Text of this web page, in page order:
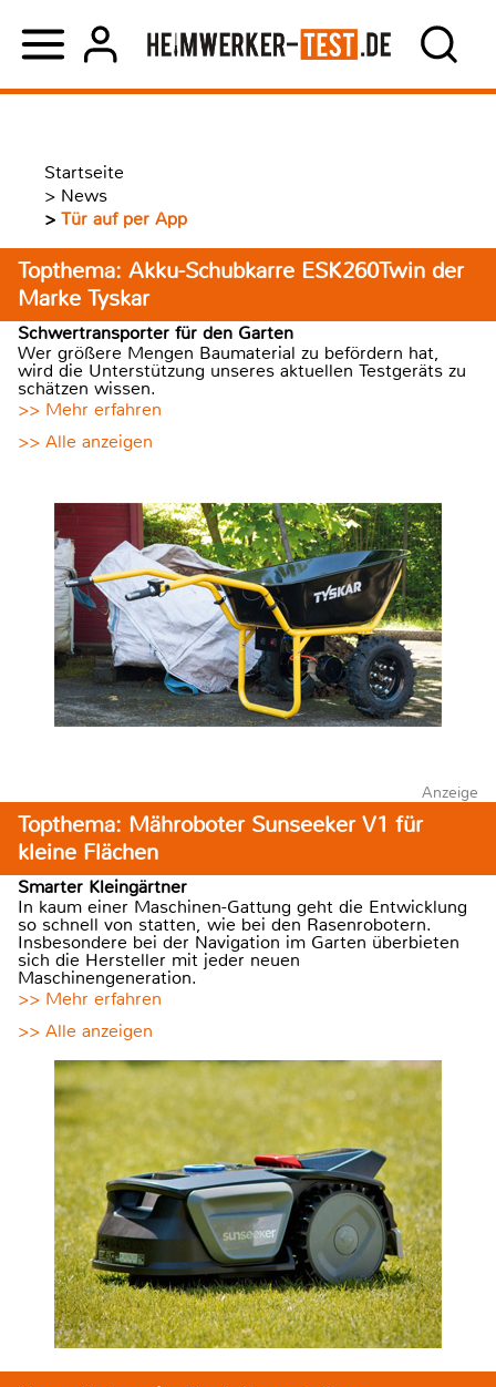
Startseite
> News
> Tür auf per App
Topthema: Akku-Schubkarre ESK260Twin der
Marke Tyskar
Schwertransporter für den Garten
Wer größere Mengen Baumaterial zu befördern hat,
wird die Unterstützung unseres aktuellen Testgeräts zu
schätzen wissen.
>> Mehr erfahren
>> Alle anzeigen
Anzeige
Topthema: Mähroboter Sunseeker V1 für
kleine Flächen
Smarter Kleingärtner
In kaum einer Maschinen-Gattung geht die Entwicklung
so schnell von statten, wie bei den Rasenrobotern.
Insbesondere bei der Navigation im Garten überbieten
sich die Hersteller mit jeder neuen
Maschinengeneration.
>> Mehr erfahren
>> Alle anzeigen